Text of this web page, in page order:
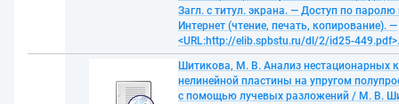
Загл. с титул. экрана. — Доступ по паролю
Интернет (чтение, печать, копирование). —
<URL:http://elib.spbstu.ru/dl/2/id25-449.pdf>.
Шитикова, М. В. Анализ нестационарных
нелинейной пластины на упругом
с помощью лучевых разложений / М. В.